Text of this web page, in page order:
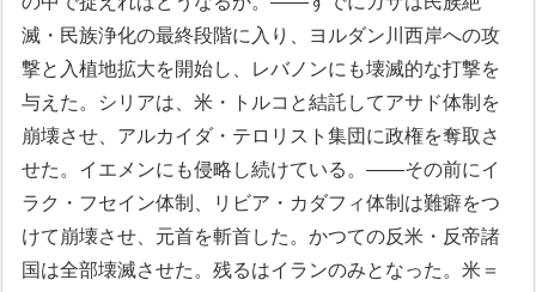
滅・民族浄化の最終段階に入り、ヨルダン川西岸への攻
撃と入植地拡大を開始し、レバノンにも壊滅的な打撃を
与えた。シリアは、米・トルコと結託してアサド体制を
崩壊させ、アルカイダ・テロリスト集団に政権を奪取さ
せた。イエメンにも侵略し続けている。――その前にイ
ラク・フセイン体制、リビア・カダフィ体制は難癖をつ
けて崩壊させ、元首を斬首した。かつての反米・反帝諸
国は全部壊滅させた。残るはイランのみとなった。米＝